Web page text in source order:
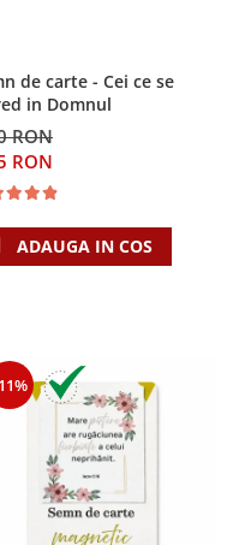
de carte - Cei ce se
in Domnul
RON
RON
ADAUGA IN COS